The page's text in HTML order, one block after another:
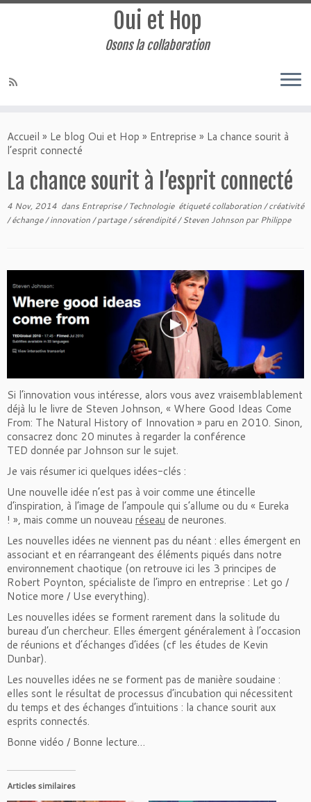
Oui et Hop
Osons la collaboration
Accueil » Le blog Oui et Hop » Entreprise » La chance sourit à
l’esprit connecté
La chance sourit à l’esprit connecté
4 Nov, 2014 dans Entreprise/Technologie étiquetécollaboration/créativité
/échange/innovation/partage/sérendipité/Steven Johnson parPhilippe
Si l’innovation vous intéresse, alors vous avez vraisemblablement
déjà lu le livre de Steven Johnson, « Where Good Ideas Come
From: The Natural History of Innovation » paru en 2010. Sinon,
consacrez donc 20 minutes à regarder la conférence
TED donnée par Johnson sur le sujet.
Je vais résumer ici quelques idées-clés :
Une nouvelle idée n’est pas à voir comme une étincelle
d’inspiration, à l’image de l’ampoule qui s’allume ou du « Eureka
! », mais comme un nouveau réseau de neurones.
Les nouvelles idées ne viennent pas du néant : elles émergent en
associant et en réarrangeant des éléments piqués dans notre
environnement chaotique (on retrouve ici les 3 principes de
Robert Poynton, spécialiste de l’impro en entreprise : Let go /
Notice more / Use everything).
Les nouvelles idées se forment rarement dans la solitude du
bureau d’un chercheur. Elles émergent généralement à l’occasion
de réunions et d’échanges d’idées (cf les études de Kevin
Dunbar).
Les nouvelles idées ne se forment pas de manière soudaine :
elles sont le résultat de processus d’incubation qui nécessitent
du temps et des échanges d’intuitions : la chance sourit aux
esprits connectés.
Bonne vidéo / Bonne lecture…
Articles similaires